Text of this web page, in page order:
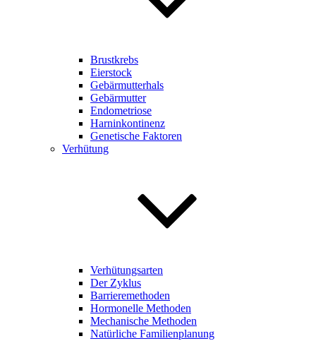
Brustkrebs
Eierstock
Gebärmutterhals
Gebärmutter
Endometriose
Harninkontinenz
Genetische Faktoren
Verhütung
Verhütungsarten
Der Zyklus
Barrieremethoden
Hormonelle Methoden
Mechanische Methoden
Natürliche Familienplanung